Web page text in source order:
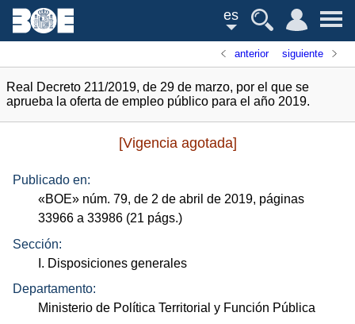
es
anterior siguiente
Real Decreto 211/2019, de 29 de marzo, por el que se
aprueba la oferta de empleo público para el año 2019.
[Vigencia agotada]
Publicado en:
«BOE» núm. 79, de 2 de abril de 2019, páginas
33966 a 33986 (21 págs.)
Sección:
I. Disposiciones generales
Departamento:
Ministerio de Política Territorial y Función Pública